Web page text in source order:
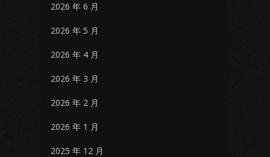
2026 年 6 月
2026 年 5 月
2026 年 4 月
2026 年 3 月
2026 年 2 月
2026 年 1 月
2025 年 12 月